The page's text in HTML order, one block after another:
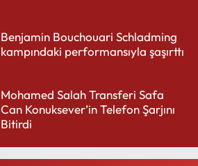
Benjamin Bouchouari Schladming
kampındaki performansıyla şaşırttı
Mohamed Salah Transferi Safa
Can Konuksever’in Telefon Şarjını
Bitirdi